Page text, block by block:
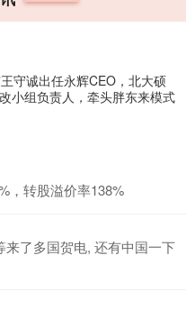
守诚出任永辉CEO，北大硕
小组负责人，牵头胖东来模式
，转股溢价率138%
了多国贺电, 还有中国一下